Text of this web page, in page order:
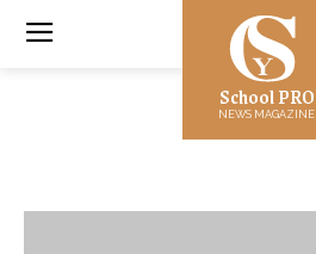
School PRO
NEWS MAGAZINE